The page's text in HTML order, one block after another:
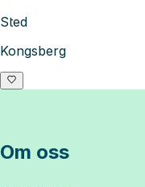
Sted
Kongsberg
Om oss